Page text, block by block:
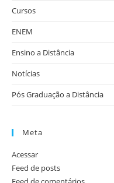
Cursos
ENEM
Ensino a Distância
Notícias
Pós Graduação a Distância
Meta
Acessar
Feed de posts